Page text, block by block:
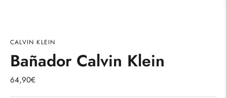
CALVIN KLEIN
Bañador Calvin Klein
64,90€